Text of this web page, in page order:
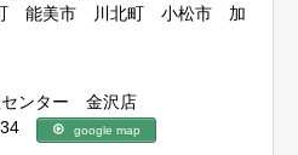
能美市 川北町 小松市 加
ンター 金沢店
34
google map